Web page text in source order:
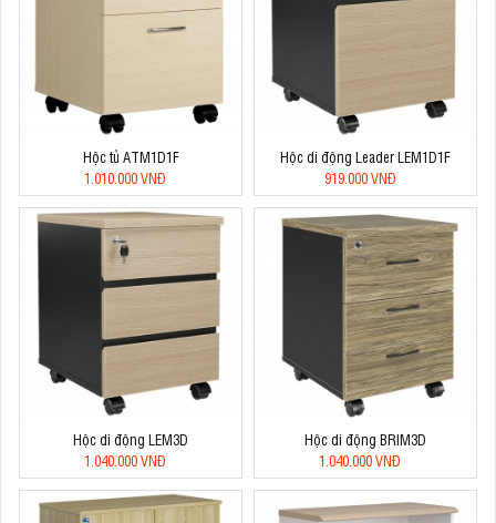
Hộc tủ ATM1D1F
1.010.000 VNĐ
Hộc di động Leader LEM1D1F
919.000 VNĐ
Hộc di động LEM3D
1.040.000 VNĐ
Hộc di động BRIM3D
1.040.000 VNĐ